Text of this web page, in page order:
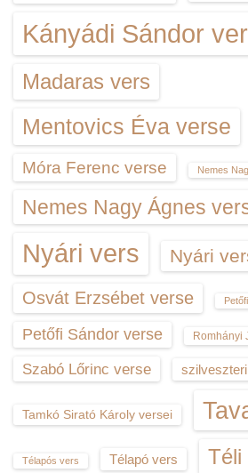
Kányádi Sándor
Madaras vers
Mentovics Éva verse
Móra Ferenc verse Nemes
Nemes Nagy Ágnes
Nyári vers Nyári
Osvát Erzsébet verse
Petőfi Sándor verse Romhányi
Szabó Lőrinc verse
Tamkó Sirató Károly versei
Télapós vers Télapó vers Téli